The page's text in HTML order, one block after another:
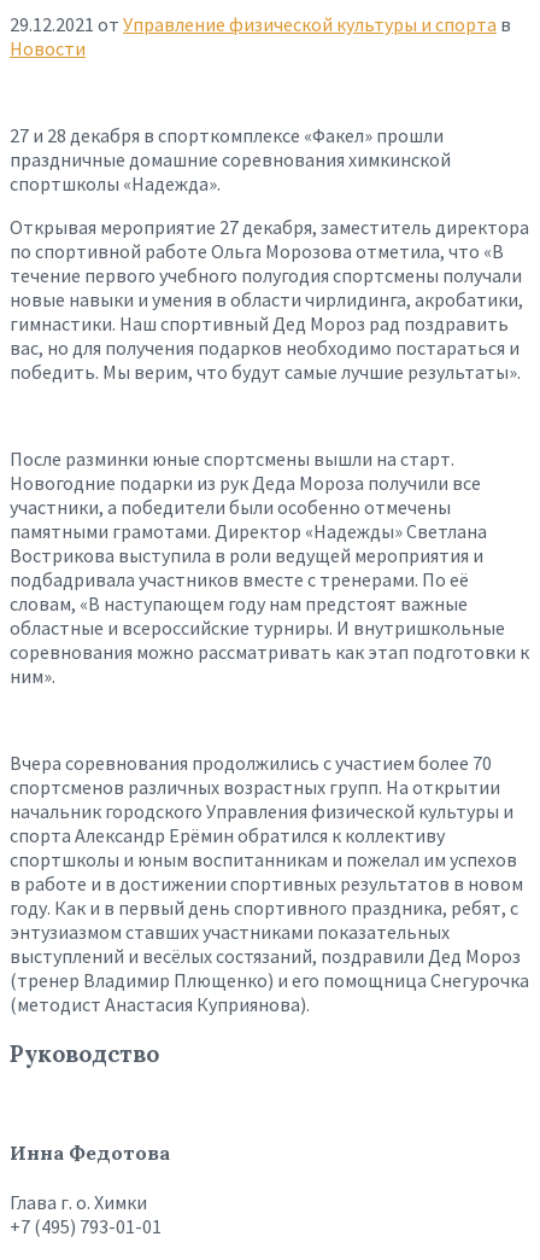
29.12.2021 от Управление физической культуры и спорта в
Новости
27 и 28 декабря в спорткомплексе «Факел» прошли
праздничные домашние соревнования химкинской
спортшколы «Надежда».
Открывая мероприятие 27 декабря, заместитель директора
по спортивной работе Ольга Морозова отметила, что «В
течение первого учебного полугодия спортсмены получали
новые навыки и умения в области чирлидинга, акробатики,
гимнастики. Наш спортивный Дед Мороз рад поздравить
вас, но для получения подарков необходимо постараться и
победить. Мы верим, что будут самые лучшие результаты».
После разминки юные спортсмены вышли на старт.
Новогодние подарки из рук Деда Мороза получили все
участники, а победители были особенно отмечены
памятными грамотами. Директор «Надежды» Светлана
Вострикова выступила в роли ведущей мероприятия и
подбадривала участников вместе с тренерами. По её
словам, «В наступающем году нам предстоят важные
областные и всероссийские турниры. И внутришкольные
соревнования можно рассматривать как этап подготовки к
ним».
Вчера соревнования продолжились с участием более 70
спортсменов различных возрастных групп. На открытии
начальник городского Управления физической культуры и
спорта Александр Ерёмин обратился к коллективу
спортшколы и юным воспитанникам и пожелал им успехов
в работе и в достижении спортивных результатов в новом
году. Как и в первый день спортивного праздника, ребят, с
энтузиазмом ставших участниками показательных
выступлений и весёлых состязаний, поздравили Дед Мороз
(тренер Владимир Плющенко) и его помощница Снегурочка
(методист Анастасия Куприянова).
Руководство
Инна Федотова
Глава г. о. Химки
+7 (495) 793-01-01